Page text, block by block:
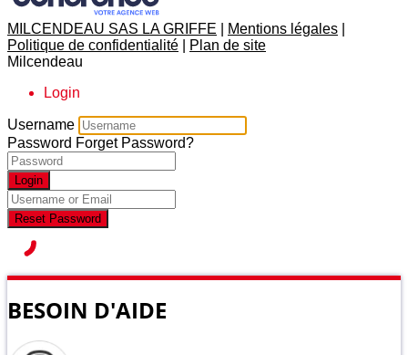
MILCENDEAU SAS LA GRIFFE Mentions légales
Politique de confidentialité
Plan de site
Milcendeau
Login
Username
Password Forget Password?
Login
Reset Password
BESOIN D'AIDE